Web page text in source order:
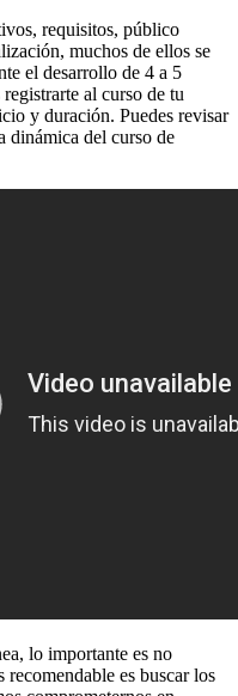
requisitos, público
muchos de ellos se
el desarrollo de 4 a 5
al curso de tu
y duración. Puedes revisar
dinámica del curso de
lo importante es no
recomendable es buscar los